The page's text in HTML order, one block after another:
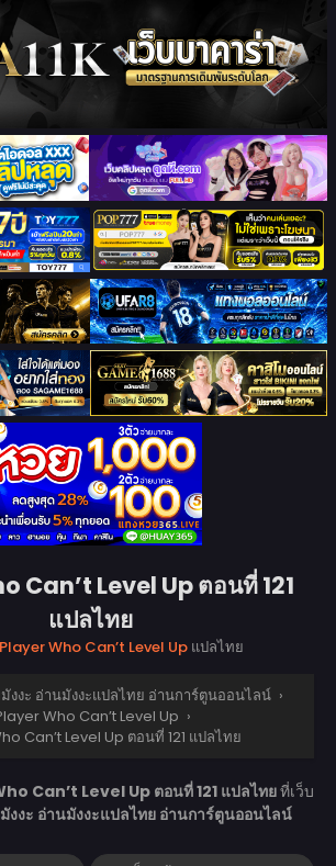
Can’t Level Up ตอนที่ 121
แปลไทย
Player Who Can’t Level Upแปลไทย
งะ อ่านมังงะแปลไทย อ่านการ์ตูนออนไลน์ ›
Who Can’t Level Up ›
Can’t Level Up ตอนที่ 121 แปลไทย
Can’t Level Up ตอนที่ 121 แปลไทยที่เว็บ
งะ อ่านมังงะแปลไทย อ่านการ์ตูนออนไลน์